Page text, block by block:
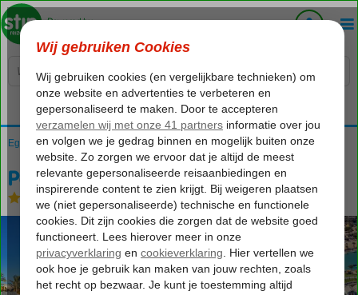
Voelt als thuiskomen...
Egypte Rode Zee Hurghada El Gouna Panorama Bungalows El Gouna
Panorama Bungalows El Gouna
All Inclusive- Hotel